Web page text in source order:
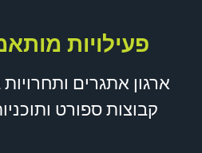
פעילויות
ארגון אתגרים
קבוצות ספורט